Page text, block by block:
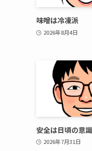
味噌は冷凍派
2026年8月4日
安全は日頃の意
2026年7月31日